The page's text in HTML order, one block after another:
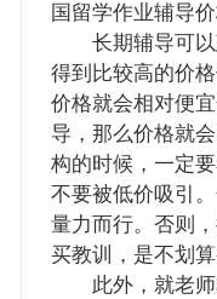
国留学作业辅导
长期辅导可以
得到比较高的价
价格就会相对便
导，那么价格就
构的时候，一定
不要被低价吸引
量力而行。否则
买教训，是不划
此外，就老师